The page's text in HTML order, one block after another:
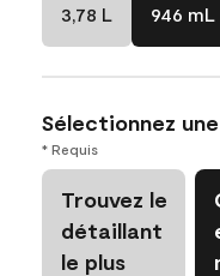
3,78 L 946 mL
Sélectionnez
* Requis
Trouvez le
détaillant
le plus